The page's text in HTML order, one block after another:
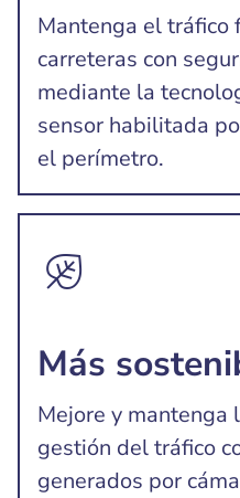
Mantenga el tráfico
carreteras con
mediante la
sensor habilitada
el perímetro.
Más
Mejore y mantenga
gestión del tráfico
generados por